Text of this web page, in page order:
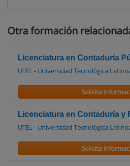
Otra formación
Licenciatura en Contaduría
UTEL - Universidad Tecnológica
Solicita
Licenciatura en Contaduría y
UTEL - Universidad Tecnológica
Solicita